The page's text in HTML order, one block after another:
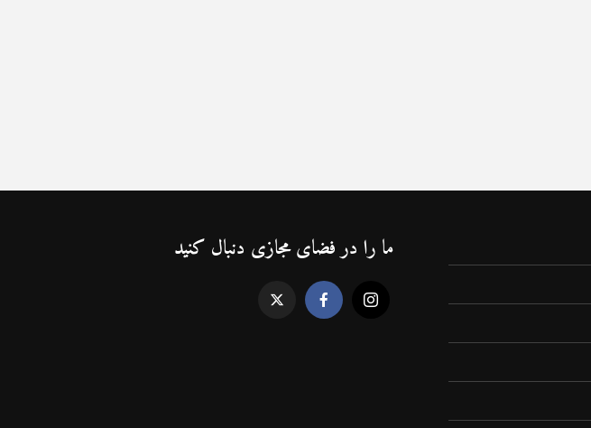
ما را در فضای مجازی دنبال کنید